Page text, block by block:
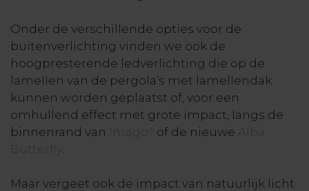
Onder de verschillende opties voor de
buitenverlichting vinden we ook de
hoogpresterende ledverlichting die op de
lamellen van de pergola’s met lamellendak
kunnen worden geplaatst of, voor een
omhullend effect met grote impact, langs de
binnenrand van
Imago of de nieuwe Alba
Butterfly
Maar vergeet ook de impact van natuurlijk licht